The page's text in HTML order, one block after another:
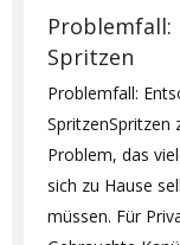
Problemfall:
Spritzen
Problemfall:
SpritzenSpritzen
Problem, das
sich zu Hause
müssen. Für